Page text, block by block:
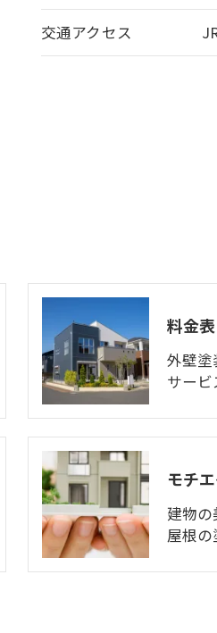
交通アクセス
料金表
外壁
サー
モチ
建物
屋根